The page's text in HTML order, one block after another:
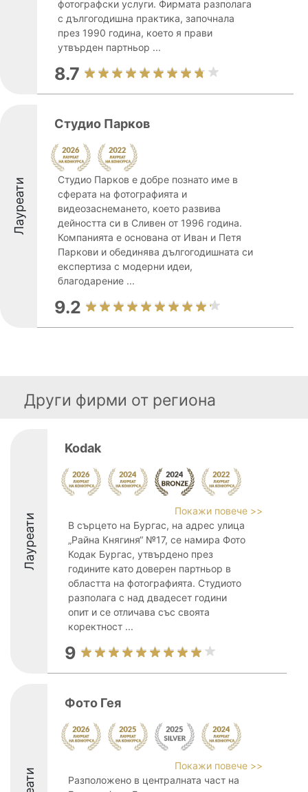
фотографски услуги. Фирмата разполага
с дългогодишна практика, започнала
през 1990 година, което я прави
утвърден партньор ...
8.7
Лауреати
Студио Парков
Студио Парков е добре познато име в
сферата на фотографията и
видеозаснемането, което развива
дейността си в Сливен от 1996 година.
Компанията е основана от Иван и Петя
Паркови и обединява дългогодишната си
експертиза с модерни идеи,
благодарение ...
9.2
Други фирми от региона
Лауреати
Kodak
Покажи повече >>
В сърцето на Бургас, на адрес улица
„Райна Княгиня“ №17, се намира Фото
Кодак Бургас, утвърдено през
годините като доверен партньор в
областта на фотографията. Студиото
разполага с над двадесет години
опит и се отличава със своята
коректност ...
9
Фото Гея
Покажи повече >>
Разположено в централната част на